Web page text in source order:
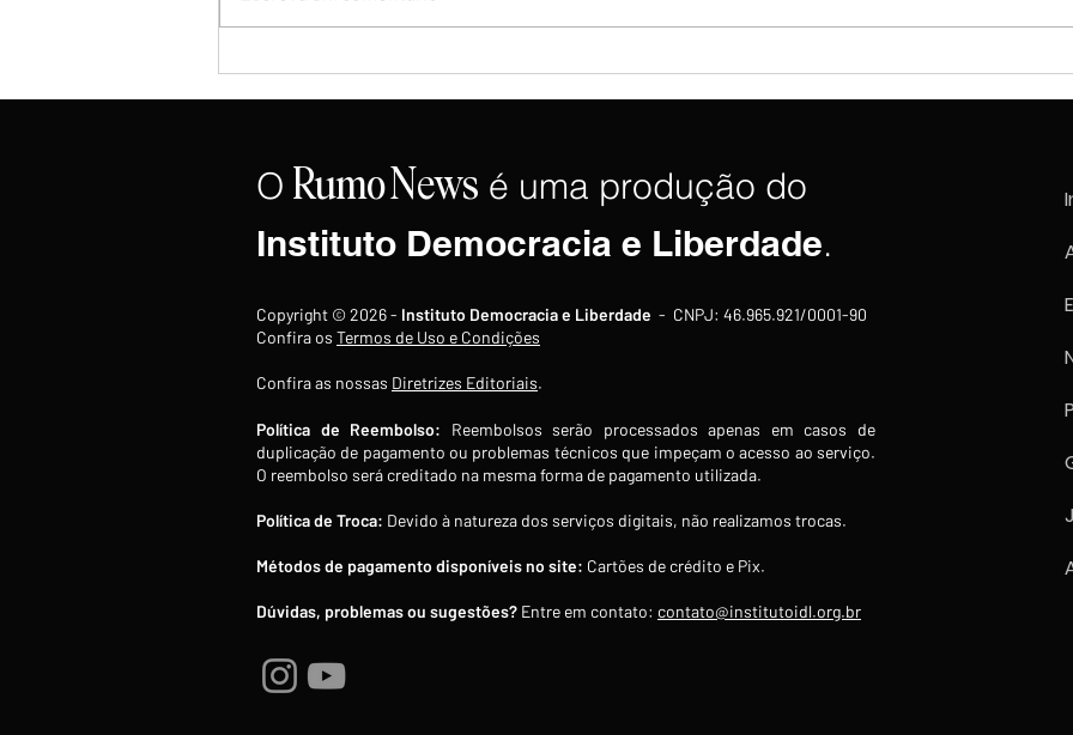
O RumoNews é uma produção do
Instituto Democracia e Liberdade.
Copyright © 2026 - Instituto Democracia e Liberdade - CNPJ: 46.965.921/0001-90
Confira os Termos de Uso e Condições
Confira as nossas Diretrizes Editoriais.
Política de Reembolso: Reembolsos serão processados apenas em casos de
duplicação de pagamento ou problemas técnicos que impeçam o acesso ao serviço.
O reembolso será creditado na mesma forma de pagamento utilizada.
Política de Troca: Devido à natureza dos serviços digitais, não realizamos trocas.
Métodos de pagamento disponíveis no site: Cartões de crédito e Pix.
Dúvidas, problemas ou sugestões? Entre em contato: contato@institutoidl.org.br